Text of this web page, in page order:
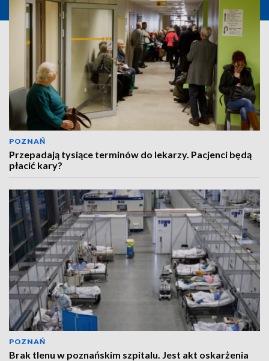
POZNAŃ
Przepadają tysiące terminów do lekarzy. Pacjenci będą
płacić kary?
POZNAŃ
Brak tlenu w poznańskim szpitalu. Jest akt oskarżenia